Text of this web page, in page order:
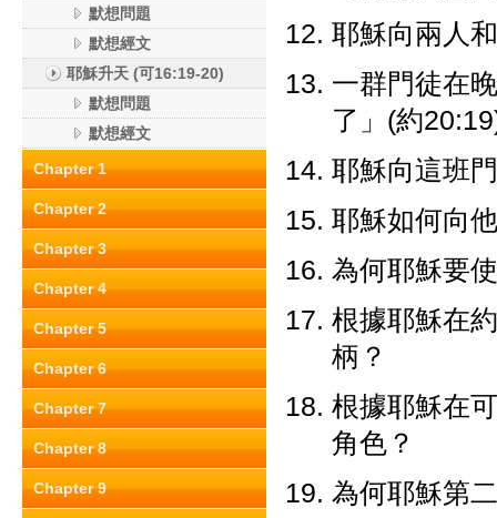
默想問題
默想經文
耶穌升天 (可16:19-20)
默想問題
默想經文
Chapter 1
Chapter 2
Chapter 3
Chapter 4
Chapter 5
Chapter 6
Chapter 7
Chapter 8
Chapter 9
耶穌向兩人
一群門徒在
了」(約
耶穌向這班
耶穌如何向
為何耶穌要
根據耶穌在
柄？
根據耶穌在
角色？
為何耶穌第